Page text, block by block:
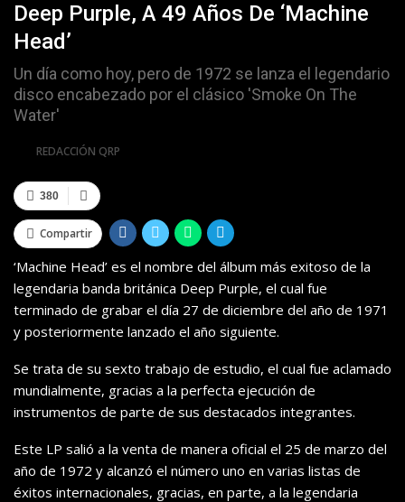
Deep Purple, A 49 Años De ‘Machine
Head’
Un día como hoy, pero de 1972 se lanza el legendario
disco encabezado por el clásico 'Smoke On The
Water'
REDACCIÓN QRP
380
Compartir
‘Machine Head’ es el nombre del álbum más exitoso de la
legendaria banda británica Deep Purple, el cual fue
terminado de grabar el día 27 de diciembre del año de 1971
y posteriormente lanzado el año siguiente.
Se trata de su sexto trabajo de estudio, el cual fue aclamado
mundialmente, gracias a la perfecta ejecución de
instrumentos de parte de sus destacados integrantes.
Este LP salió a la venta de manera oficial el 25 de marzo del
año de 1972 y alcanzó el número uno en varias listas de
éxitos internacionales, gracias, en parte, a la legendaria